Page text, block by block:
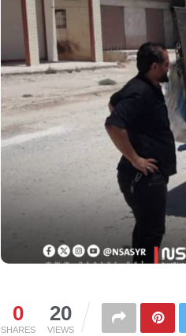
0
SHARES
20
VIEWS